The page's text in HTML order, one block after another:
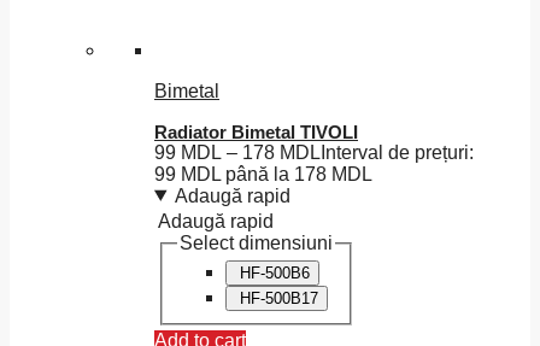
Bimetal
Radiator Bimetal TIVOLI
99 MDL – 178 MDL Interval de prețuri:
99 MDL până la 178 MDL
Adaugă rapid
Adaugă rapid
Select dimensiuni
HF-500B6
HF-500B17
Add to cart